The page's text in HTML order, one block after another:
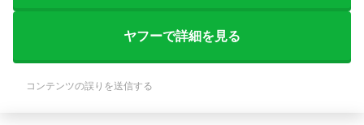
ヤフーで詳細を見る
コンテンツの誤りを送信する